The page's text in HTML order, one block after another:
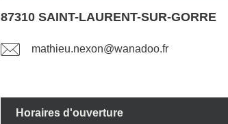
87310 SAINT-LAURENT-SUR-GORRE
mathieu.nexon@wanadoo.fr
Horaires d'ouverture